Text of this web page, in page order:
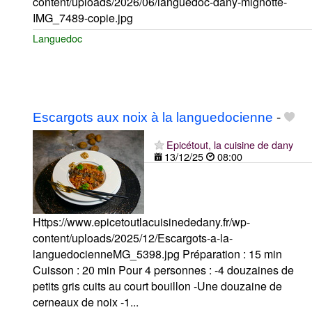
IMG_7489-copie.jpg
Languedoc
Escargots aux noix à la languedocienne -
Epicétout, la cuisine de dany
13/12/25
08:00
Https://www.epicetoutlacuisinededany.fr/wp-
content/uploads/2025/12/Escargots-a-la-
languedocienneMG_5398.jpg Préparation : 15 min
Cuisson : 20 min Pour 4 personnes : -4 douzaines de
petits gris cuits au court bouillon -Une douzaine de
cerneaux de noix -1...